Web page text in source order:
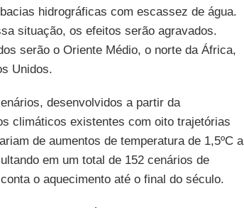
hidrográficas com escassez de água.
situação, os efeitos serão agravados.
serão o Oriente Médio, o norte da África,
Unidos.
desenvolvidos a partir da
climáticos existentes com oito trajetórias
de aumentos de temperatura de 1,5ºC a
em um total de 152 cenários de
o aquecimento até o final do século.